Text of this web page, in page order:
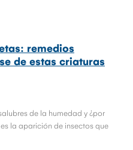
remedios
de estas criaturas
de la humedad y ¿por
la aparición de insectos que